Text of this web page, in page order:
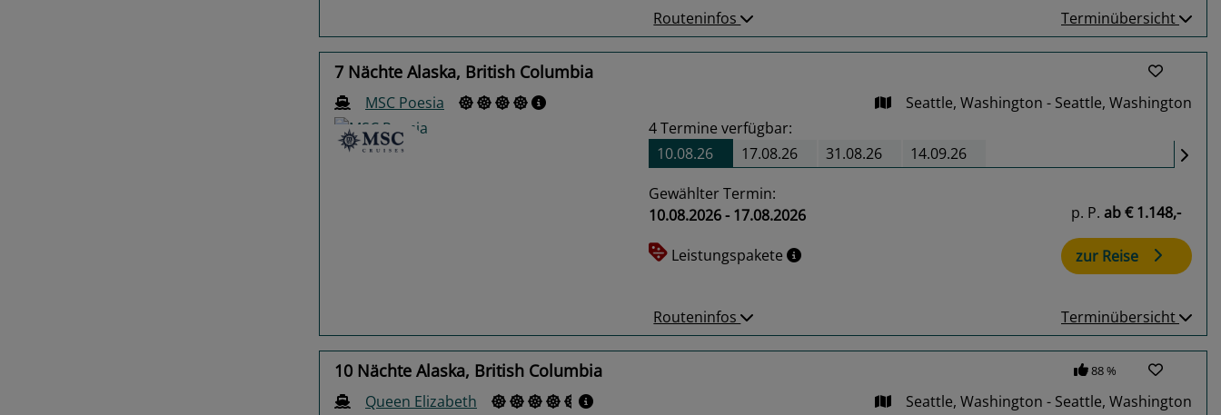
Routeninfos Terminübersicht
7 Nächte Alaska, British Columbia
MSC Poesia Seattle, Washington - Seattle, Washington
4Termine verfügbar:
10.08.26
17.08.26 31.08.26 14.09.26
Gewählter Termin:
10.08.2026 - 17.08.2026
Leistungspakete
p. P. ab€ 1.148,-
zur Reise
Routeninfos Terminübersicht
10 Nächte Alaska, British Columbia 88 %
Queen Elizabeth Seattle, Washington - Seattle, Washington